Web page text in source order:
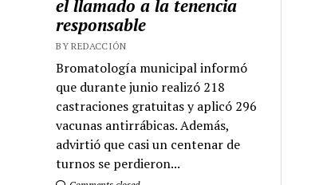
el llamado a la tenencia
responsable
BY REDACCIÓN
Bromatología municipal informó
que durante junio realizó 218
castraciones gratuitas y aplicó 296
vacunas antirrábicas. Además,
advirtió que casi un centenar de
turnos se perdieron...